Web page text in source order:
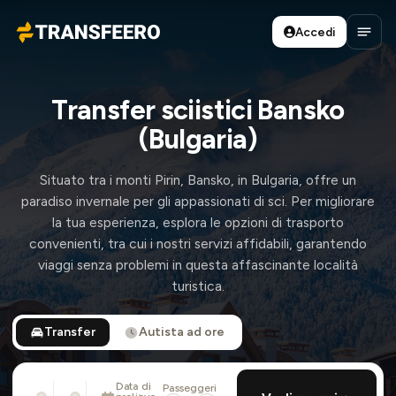
Transfeero
Accedi
Apri
Transfer sciistici Bansko
(Bulgaria)
Situato tra i monti Pirin, Bansko, in Bulgaria, offre un
paradiso invernale per gli appassionati di sci. Per migliorare
la tua esperienza, esplora le opzioni di trasporto
convenienti, tra cui i nostri servizi affidabili, garantendo
viaggi senza problemi in questa affascinante località
turistica.
Transfer Autista ad ore
Data di
Passeggeri